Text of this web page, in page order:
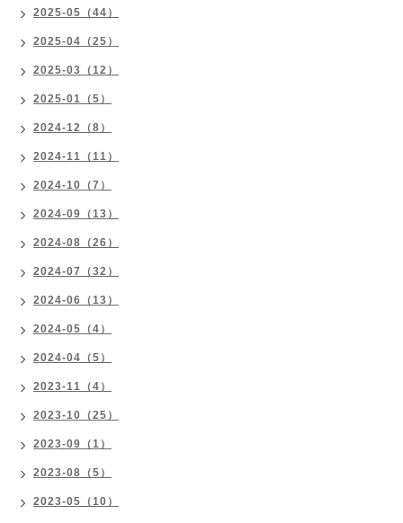
2025-05（44）
2025-04（25）
2025-03（12）
2025-01（5）
2024-12（8）
2024-11（11）
2024-10（7）
2024-09（13）
2024-08（26）
2024-07（32）
2024-06（13）
2024-05（4）
2024-04（5）
2023-11（4）
2023-10（25）
2023-09（1）
2023-08（5）
2023-05（10）